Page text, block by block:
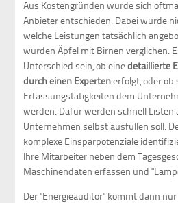
Aus Kostengründen wurde sich
Anbieter entschieden. Dabei wurde
welche Leistungen tatsächlich
wurden Äpfel mit Birnen verglichen.
Unterschied sein, ob einedetaillierte
durch einen Expertenerfolgt, oder ob
Erfassungstätigkeiten dem
werden. Dafür werden schnell Listen
Unternehmen selbst ausfüllen soll.
komplexe Einsparpotenziale
Ihre Mitarbeiter neben dem
Maschinendaten erfassen und
Der "Energieauditor" kommt dann